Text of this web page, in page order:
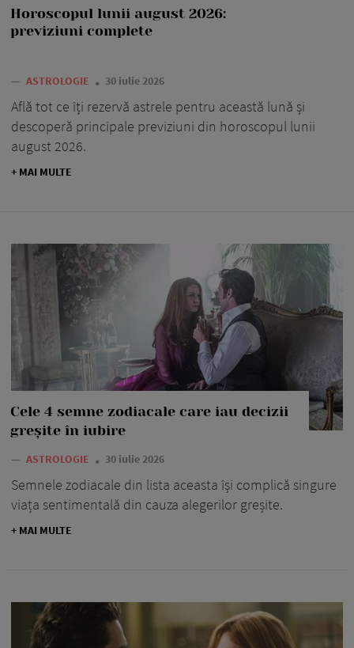
Horoscopul lunii august 2026:
previziuni complete
— ASTROLOGIE 30 iulie 2026
Află tot ce îți rezervă astrele pentru această lună și
descoperă principale previziuni din horoscopul lunii
august 2026.
+ MAI MULTE
Cele 4 semne zodiacale care iau decizii
greșite în iubire
— ASTROLOGIE 30 iulie 2026
Semnele zodiacale din lista aceasta își complică singure
viața sentimentală din cauza alegerilor greșite.
+ MAI MULTE